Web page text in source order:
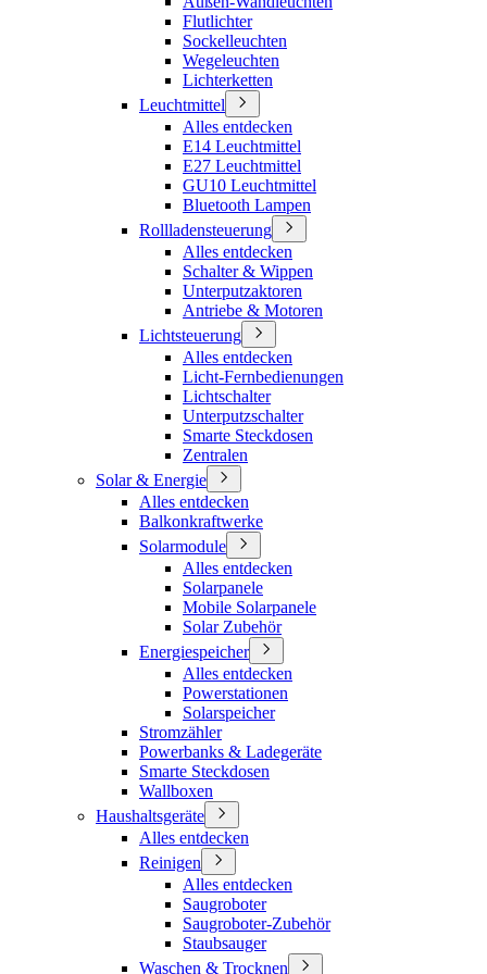
Flutlichter
Sockelleuchten
Wegeleuchten
Lichterketten
Leuchtmittel
Alles entdecken
E14 Leuchtmittel
E27 Leuchtmittel
GU10 Leuchtmittel
Bluetooth Lampen
Rollladensteuerung
Alles entdecken
Schalter & Wippen
Unterputzaktoren
Antriebe & Motoren
Lichtsteuerung
Alles entdecken
Licht-Fernbedienungen
Lichtschalter
Unterputzschalter
Smarte Steckdosen
Zentralen
Solar & Energie
Alles entdecken
Balkonkraftwerke
Solarmodule
Alles entdecken
Solarpanele
Mobile Solarpanele
Solar Zubehör
Energiespeicher
Alles entdecken
Powerstationen
Solarspeicher
Stromzähler
Powerbanks & Ladegeräte
Smarte Steckdosen
Wallboxen
Haushaltsgeräte
Alles entdecken
Reinigen
Alles entdecken
Saugroboter
Saugroboter-Zubehör
Staubsauger
Waschen & Trocknen